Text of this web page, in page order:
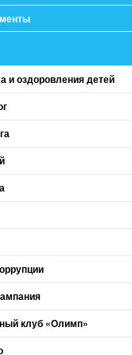
и оздоровления детей
клуб «Олимп»